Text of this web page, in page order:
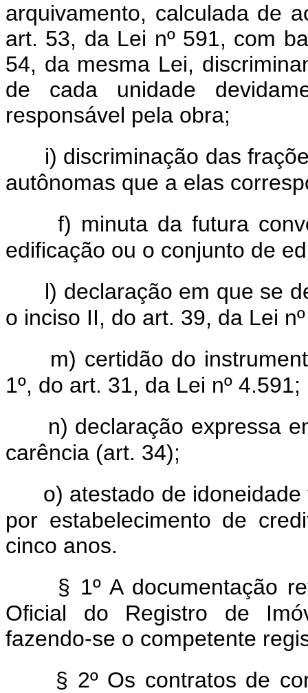
arquivamento, calculada de
art. 53, da Lei nº 591, com
54, da mesma Lei,
de cada unidade
responsável pela obra;
i) discriminação das
autônomas que a elas
f) minuta da futura
edificação ou o conjunto de
l) declaração em que se
o inciso II, do art. 39, da Lei
m) certidão do
1º, do art. 31, da Lei nº 4.591;
n) declaração expressa
carência (art. 34);
o) atestado de
por estabelecimento de
cinco anos.
§ 1º A documentação
Oficial do Registro de
fazendo-se o competente
§ 2º Os contratos de